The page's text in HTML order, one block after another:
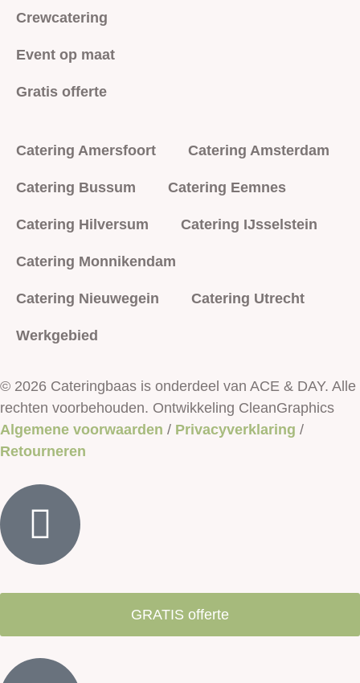
Crewcatering
Event op maat
Gratis offerte
Catering Amersfoort Catering Amsterdam
Catering Bussum Catering Eemnes
Catering Hilversum Catering IJsselstein
Catering Monnikendam
Catering Nieuwegein Catering Utrecht
Werkgebied
© 2026 Cateringbaas is onderdeel van ACE & DAY. Alle
rechten voorbehouden. Ontwikkeling CleanGraphics
Algemene voorwaarden / Privacyverklaring /
Retourneren
GRATIS offerte